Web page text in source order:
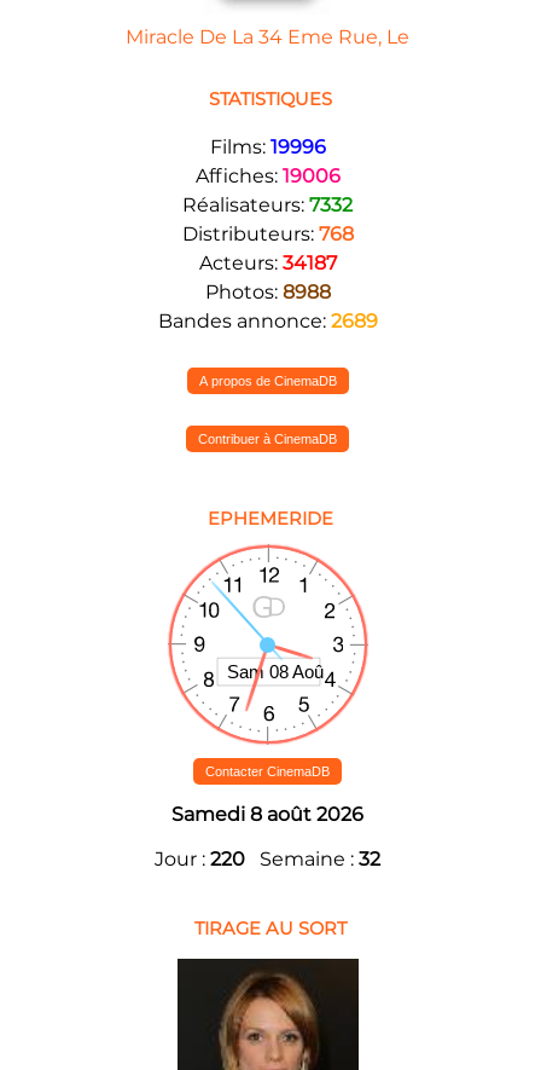
Miracle De La 34 Eme Rue, Le
STATISTIQUES
Films: 19996
Affiches: 19006
Réalisateurs: 7332
Distributeurs: 768
Acteurs: 34187
Photos: 8988
Bandes annonce: 2689
A propos de CinemaDB
Contribuer à CinemaDB
EPHEMERIDE
Contacter CinemaDB
Samedi 8 août 2026
Jour : 220 Semaine : 32
TIRAGE AU SORT